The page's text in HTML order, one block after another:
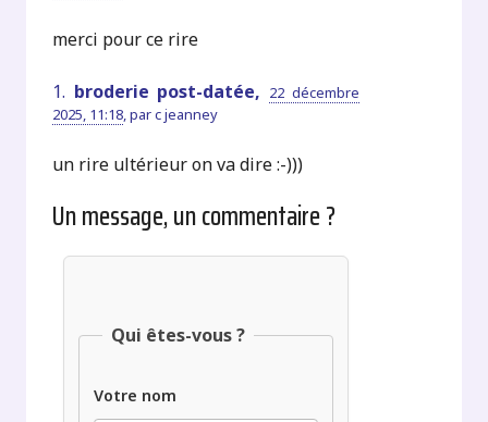
merci pour ce rire
1. broderie post-datée, 22 décembre
2025, 11:18,parc jeanney
un rire ultérieur on va dire :-)))
Un message, un commentaire ?
Qui êtes-vous ?
Votre nom